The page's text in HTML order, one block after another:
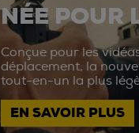
NÉE POUR
Conçue pour les
déplacement, la
tout-en-un la plus
EN SAVOIR PLUS